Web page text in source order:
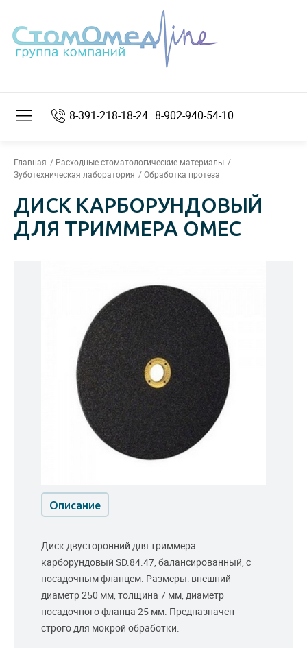
8-391-218-18-24 8-902-940-54-10
Главная
Расходные стоматологические материалы
Зуботехническая лаборатория
Обработка протеза
ДИСК КАРБОРУНДОВЫЙ
ДЛЯ ТРИММЕРА OMEC
Описание
Диск двусторонний для триммера
карборундовый SD.84.47, балансированный, с
посадочным фланцем. Размеры: внешний
диаметр 250 мм, толщина 7 мм, диаметр
посадочного фланца 25 мм. Предназначен
строго для мокрой обработки.